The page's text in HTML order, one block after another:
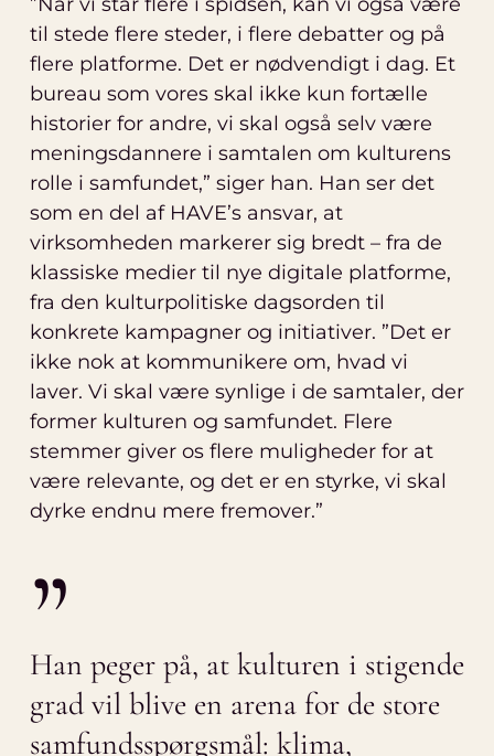
til stede flere steder, i flere debatter og på
flere platforme. Det er nødvendigt i dag. Et
bureau som vores skal ikke kun fortælle
historier for andre, vi skal også selv være
meningsdannere i samtalen om kulturens
rolle i samfundet,” siger han. Han ser det
som en del af HAVE’s ansvar, at
virksomheden markerer sig bredt – fra de
klassiske medier til nye digitale platforme,
fra den kulturpolitiske dagsorden til
konkrete kampagner og initiativer. ”Det er
ikke nok at kommunikere om, hvad vi
laver. Vi skal være synlige i de samtaler, der
former kulturen og samfundet. Flere
stemmer giver os flere muligheder for at
være relevante, og det er en styrke, vi skal
dyrke endnu mere fremover.”
”
Han peger på, at kulturen i stigende
grad vil blive en arena for de store
samfundsspørgsmål: klima,